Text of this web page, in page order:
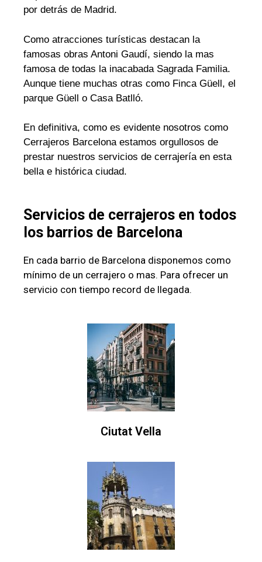
por detrás de Madrid.
Como atracciones turísticas destacan la
famosas obras Antoni Gaudí, siendo la mas
famosa de todas la inacabada Sagrada Familia.
Aunque tiene muchas otras como Finca Güell, el
parque Güell o Casa Batlló.
En definitiva, como es evidente nosotros como
Cerrajeros Barcelona estamos orgullosos de
prestar nuestros servicios de cerrajería en esta
bella e histórica ciudad.
Servicios de cerrajeros en todos
los barrios de Barcelona
En cada barrio de Barcelona disponemos como
mínimo de un cerrajero o mas. Para ofrecer un
servicio con tiempo record de llegada.
Ciutat Vella